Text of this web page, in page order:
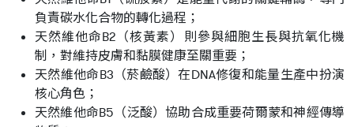
負責碳水化合物的轉化過程；
天然維他命B2（核黃素）則參與細胞生長與抗氧化機
制，對維持皮膚和黏膜健康至關重要；
天然維他命B3（菸鹼酸）在DNA修復和能量生產中扮演
核心角色；
天然維他命B5（泛酸）協助合成重要荷爾蒙和神經傳導